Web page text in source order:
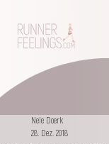
Nele Doerk
28. Dez. 2018